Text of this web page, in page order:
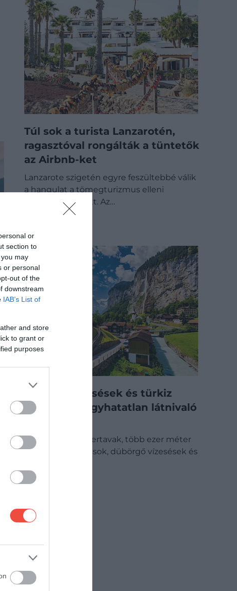
or
section to
may
or personal
out of the
downstream
IAB’s List of
and store
to grant or
purposes
Túl sok a turista Lanzarotén,
ragasztóval rongálták a tüntetők
az Airbnb-ket
Lanzarote szigetén egyre feszültebbé válik
a hangulat a tömegturizmus elleni
tiltakozások miatt. Az…
Hegyek, vízesések és türkiz
tavak: 5 kihagyhatatlan látnivaló
Türkizkék gleccsertavak, több ezer méter
magas hegycsúcsok, dübörgő vízesések és
ÚTI CÉL